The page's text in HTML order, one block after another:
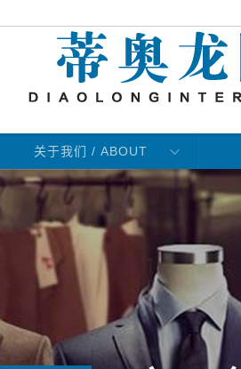
关于我们 / ABOUT